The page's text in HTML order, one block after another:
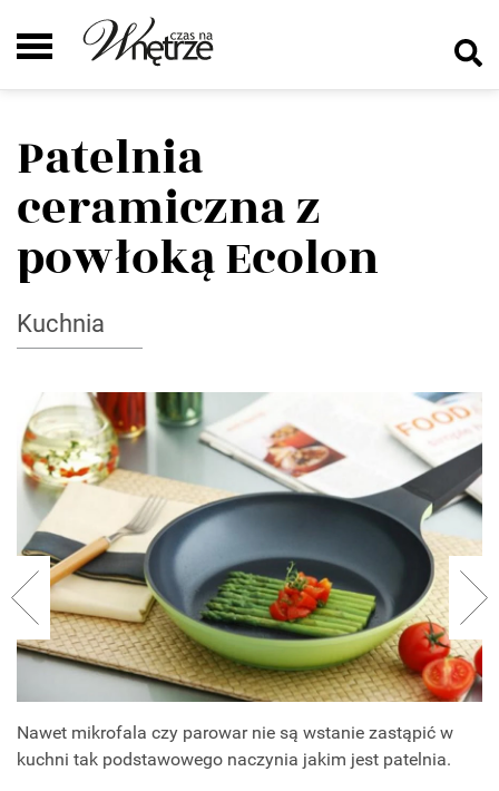
Patelnia
ceramiczna z
powłoką Ecolon
Kuchnia
Nawet mikrofala czy parowar nie są wstanie zastąpić w
kuchni tak podstawowego naczynia jakim jest patelnia.